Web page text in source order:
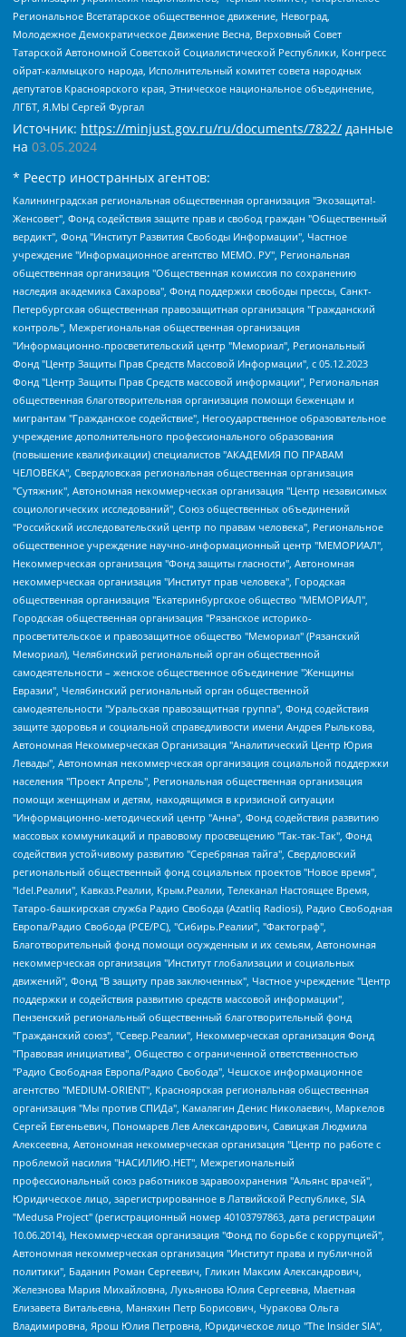
Региональное Всетатарское общественное движение, Невоград,
Молодежное Демократическое Движение Весна, Верховный Совет
Татарской Автономной Советской Социалистической Республики, Конгресс
ойрат-калмыцкого народа, Исполнительный комитет совета народных
депутатов Красноярского края, Этническое национальное объединение,
ЛГБТ, Я.МЫ Сергей Фургал
Источник: https://minjust.gov.ru/ru/documents/7822/ данные
на 03.05.2024
* Реестр иностранных агентов:
Калининградская региональная общественная организация "Экозащита!-Женсовет", Фонд содействия защите прав и свобод граждан "Общественный вердикт", Фонд "Институт Развития Свободы Информации", Частное учреждение "Информационное агентство МЕМО. РУ", Региональная общественная организация "Общественная комиссия по сохранению наследия академика Сахарова", Фонд поддержки свободы прессы, Санкт-Петербургская общественная правозащитная организация "Гражданский контроль", Межрегиональная общественная организация "Информационно-просветительский центр "Мемориал", Региональный Фонд "Центр Защиты Прав Средств Массовой Информации", с 05.12.2023 Фонд "Центр Защиты Прав Средств массовой информации", Региональная общественная благотворительная организация помощи беженцам и мигрантам "Гражданское содействие", Негосударственное образовательное учреждение дополнительного профессионального образования (повышение квалификации) специалистов "АКАДЕМИЯ ПО ПРАВАМ ЧЕЛОВЕКА", Свердловская региональная общественная организация "Сутяжник", Автономная некоммерческая организация "Центр независимых социологических исследований", Союз общественных объединений "Российский исследовательский центр по правам человека", Региональное общественное учреждение научно-информационный центр "МЕМОРИАЛ", Некоммерческая организация "Фонд защиты гласности", Автономная некоммерческая организация "Институт прав человека", Городская общественная организация "Екатеринбургское общество "МЕМОРИАЛ", Городская общественная организация "Рязанское историко-просветительское и правозащитное общество "Мемориал" (Рязанский Мемориал), Челябинский региональный орган общественной самодеятельности – женское общественное объединение "Женщины Евразии", Челябинский региональный орган общественной самодеятельности "Уральская правозащитная группа", Фонд содействия защите здоровья и социальной справедливости имени Андрея Рылькова, Автономная Некоммерческая Организация "Аналитический Центр Юрия Левады", Автономная некоммерческая организация социальной поддержки населения "Проект Апрель", Региональная общественная организация помощи женщинам и детям, находящимся в кризисной ситуации "Информационно-методический центр "Анна", Фонд содействия развитию массовых коммуникаций и правовому просвещению "Так-так-Так", Фонд содействия устойчивому развитию "Серебряная тайга", Свердловский региональный общественный фонд социальных проектов "Новое время", "Idel.Реалии", Кавказ.Реалии, Крым.Реалии, Телеканал Настоящее Время, Татаро-башкирская служба Радио Свобода (Azatliq Radiosi), Радио Свободная Европа/Радио Свобода (PCE/PC), "Сибирь.Реалии", "Фактограф", Благотворительный фонд помощи осужденным и их семьям, Автономная некоммерческая организация "Институт глобализации и социальных движений", Фонд "В защиту прав заключенных", Частное учреждение "Центр поддержки и содействия развитию средств массовой информации", Пензенский региональный общественный благотворительный фонд "Гражданский союз", "Север.Реалии", Некоммерческая организация Фонд "Правовая инициатива", Общество с ограниченной ответственностью "Радио Свободная Европа/Радио Свобода", Чешское информационное агентство "MEDIUM-ORIENT", Красноярская региональная общественная организация "Мы против СПИДа", Камалягин Денис Николаевич, Маркелов Сергей Евгеньевич, Пономарев Лев Александрович, Савицкая Людмила Алексеевна, Автономная некоммерческая организация "Центр по работе с проблемой насилия "НАСИЛИЮ.НЕТ", Межрегиональный профессиональный союз работников здравоохранения "Альянс врачей", Юридическое лицо, зарегистрированное в Латвийской Республике, SIA "Medusa Project" (регистрационный номер 40103797863, дата регистрации 10.06.2014), Некоммерческая организация "Фонд по борьбе с коррупцией", Автономная некоммерческая организация "Институт права и публичной политики", Баданин Роман Сергеевич, Гликин Максим Александрович, Железнова Мария Михайловна, Лукьянова Юлия Сергеевна, Маетная Елизавета Витальевна, Маняхин Петр Борисович, Чуракова Ольга Владимировна, Ярош Юлия Петровна, Юридическое лицо "The Insider SIA", зарегистрированное в Риге, Латвийская Республика (дата регистрации 26.06.2015), являющееся администратором доменного имени интернет-издания "The Insider SIA", https://theins.ru, Постернак Алексей Евгеньевич, Рубин Михаил Аркадьевич, Анин Роман Александрович, Юридическое лицо Istories fonds, зарегистрированное в Латвийской Республике (регистрационный номер 50008295751, дата регистрации 24.02.2020), Великовский Дмитрий Александрович, Долинина Ирина Николаевна, Мароховская Алеся Алексеевна, Шлейнов Роман Юрьевич, Шмагун Олеся Валентиновна, Общество с ограниченной ответственностью "Альтаир 2021", Общество с ограниченной ответственностью "Вега 2021", Общество с ограниченной ответственностью "Главный редактор 2021", Общество с ограниченной ответственностью "Ромашки монолит", Важенков Артем Валерьевич, Ивановская областная общественная организация "Центр гендерных исследований", Гурман Юрий Альбертович, Медиапроект "ОВД-Инфо", Егоров Владимир Владимирович, Жилинский Владимир Александрович, Общество с ограниченной ответственностью "ЗП", Иванова София Юрьевна, Карезина Инна Павловна, Кильтау Екатерина Викторовна, Петров Алексей Викторович, Пискунов Сергей Евгеньевич, Смирнов Сергей Сергеевич, Тихонов Михаил Сергеевич, Общество с ограниченной ответственностью "ЖУРНАЛИСТ-ИНОСТРАННЫЙ АГЕНТ", Арапова Галина Юрьевна, Вольтская Татьяна Анатольевна, Американская компания "Mason G.E.S. Anonymous Foundation" (США), являющаяся владельцем интернет-издания https://mnews.world/, Компания "Stichting Bellingcat", зарегистрированная в Нидерландах (дата регистрации 11.07.2018), Захаров Андрей Вячеславович, Клепиковская Екатерина Дмитриевна, Общество с ограниченной ответственностью "МЕМО", Перл Роман Александрович, Симонов Евгений Алексеевич, Соловьева Елена Анатольевна, Сотников Даниил Владимирович, Сурначева Елизавета Дмитриевна, Автономная некоммерческая организация по защите прав человека и информированию населения "Якутия – Наше Мнение", Общество с ограниченной ответственностью "Москоу диджитал медиа", с 26.01.2023 Общество с ограниченной ответственностью "Чайка Белые сады", Ветошкина Валерия Валерьевна, Заговора Максим Александрович, Межрегиональное общественное движение "Российская ЛГБТ - сеть", Оленичев Максим Владимирович, Павлов Иван Юрьевич, Скворцова Елена Сергеевна, Общество с ограниченной ответственностью "Как бы инагент", Кочетков Игорь Викторович, Общество с ограниченной ответственностью "Честные выборы", Еланчик Олег Александрович, Общество с ограниченной ответственностью "Нобелевский призыв", Гималова Регина Эмилевна, Григорьев Андрей Валерьевич, Григорьева Алина Александровна, Ассоциация по содействию защите прав призывников, альтернативнослужащих и военнослужащих "Правозащитная группа "Гражданин.Армия.Право", Хисамова Регина Фаритовна, Автономная некоммерческая организация по реализации социально-правовых программ "Лилит", Дальневосточное общественное движение "Маяк", Санкт-Петербургская ЛГБТ-инициативная группа "Выход", Инициативная группа ЛГБТ+ "Реверс", Алексеев Андрей Викторович, Бекбулатова Таисия Львовна, Беляев Иван Михайлович, Владыкина Елена Сергеевна, Гельман Марат Александрович, Никульшина Вероника Юрьевна, Толоконникова Надежда Андреевна, Шендерович Виктор Анатольевич, Общество с ограниченной ответственностью "Данное сообщение", Общество с ограниченной ответственностью Издательский дом "Новая глава", Айнбиндер Александра Александровна, Московский комьюнити-центр для ЛГБТ+инициатив, Благотворительный фонд развития филантропии, Deutsche Welle (Германия, Kurt-Schumacher-Strasse 3, 53113 Bonn), Борзунова Мария Михайловна, Воробьев Виктор Викторович, Голубева Анна Львовна, Константинова Алла Михайловна, Малкова Ирина Владимировна, Мурадов Мурад Абдулгалимович, Осетинская Елизавета Николаевна, Понасенков Евгений Николаевич, Ганапольский Матвей Юрьевич, Киселев Евгений Алексеевич, Борухович Ирина Григорьевна, Дремин Иван Тимофеевич, Дубровский Дмитрий Викторович, Красноярская региональная общественная организация поддержки и развития альтернативных образовательных технологий и межкультурных коммуникаций "ИНТЕРРА", Маяковская Екатерина Алексеевна, Фейгин Марк Захарович, Филимонов Андрей Викторович, Дзугкоева Регина Николаевна, Доброхотов Роман Александрович, Дудь Юрий Александрович, Елкин Сергей Владимирович, Кругликов Кирилл Игоревич, Сабунаева Мария Леонидовна, Семенов Алексей Владимирович, Шаинян Карен Багратович, Шульман Екатерина Михайловна, Асафьев Артур Валерьевич, Вахштайн Виктор Семенович, Венедиктов Алексей Алексеевич, Лушникова Екатерина Евгеньевна, Волков Леонид Михайлович, Невзоров Александр Глебович, Пархоменко Сергей Борисович, Сироткин Ярослав Николаевич, Кара-Мурза Владимир Владимирович, Баранова Наталья Владимировна, Гозман Леонид Яковлевич, Кагарлицкий Борис Юльевич, Климарев Михаил Валерьевич, Милов Владимир Станиславович, Автономная некоммерческая организация Краснодарский центр современного искусства "Типография", Моргенштерн Алишер Тагирович, Соболь Любовь Эдуардовна, Общество с ограниченной ответственностью "ЛИЗА НОРМ", Каспаров Гарри Кимович, Ходорковский Михаил Борисович, Общество с ограниченной ответственностью "Апрельские тезисы", Данилович Ирина Брониславовна, Кашин Олег Владимирович, Петров Николай Владимирович, Пивоваров Алексей Владимирович, Соколов Михаил Владимирович, Цветкова Юлия Владимировна, Чичваркин Евгений Александрович, Комитет против пыток/Команда против пыток, Общество с ограниченной ответственностью "Первый научный", Общество с ограниченной ответственностью "Вертолет и ко", Белоцерковская Вероника Борисовна, Кац Максим Евгеньевич, Лазарева Татьяна Юрьевна, Шаведдинов Руслан Табризович, Яшин Илья Валерьевич, Общество с ограниченной ответственностью "Иноагент ААВ", Алешковский Дмитрий Петрович, Альбац Евгения Марковна, Быков Дмитрий Львович, Галямина Юлия Евгеньевна, Лойко Сергей Леонидович, Мартынов Кирилл Константинович, Медведев Сергей Александрович, Крашенинников Федор Геннадиевич, Гордеева Катерина Вл